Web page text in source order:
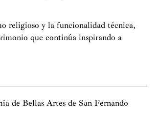
religioso y la funcionalidad técnica,
que continúa inspirando a
de Bellas Artes de San Fernando